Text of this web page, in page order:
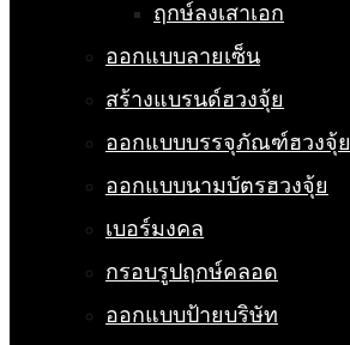
ฤกษ์ลงเสาเอก
ออกแบบลายเซ็น
สร้างแบรนด์ฮวงจุ้ย
ออกแบบบรรจุภัณฑ์ฮวงจุ้ย
ออกแบบนามบัตรฮวงจุ้ย
เบอร์มงคล
กรอบรูปฤกษ์คลอด
ออกแบบป้ายบริษัท